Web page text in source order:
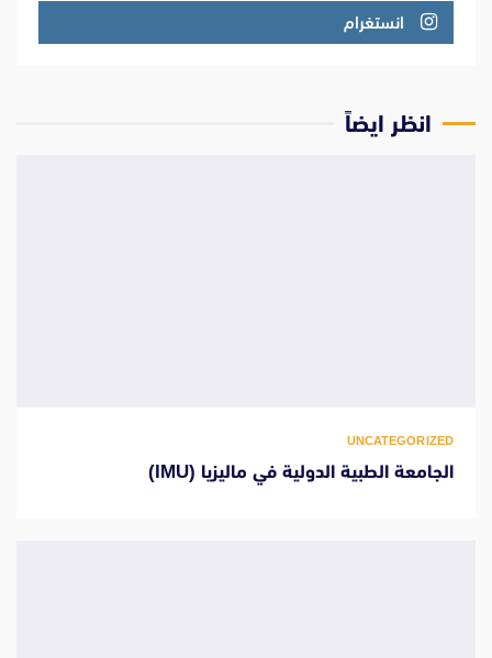
انستغرام
انظر ايضاً
UNCATEGORIZED
الجامعة الطبية الدولية في ماليزيا (IMU)